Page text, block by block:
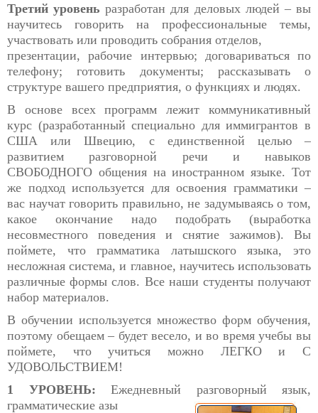
Третий уровень разработан для деловых людей – вы
научитесь говорить на профессиональные темы,
участвовать или проводить собрания отделов,
презентации, рабочие интервью; договариваться по
телефону; готовить документы; рассказывать о
структуре вашего предприятия, о функциях и людях.
В основе всех программ лежит коммуникативный
курс (разработанный специально для иммигрантов в
США или Швецию, с единственной целью –
развитием разговорной речи и навыков
СВОБОДНОГО общения на иностранном языке. Тот
же подход используется для освоения грамматики –
вас научат говорить правильно, не задумываясь о том,
какое окончание надо подобрать (выработка
несовместного поведения и снятие зажимов). Вы
поймете, что грамматика латышского языка, это
несложная система, и главное, научитесь использовать
различные формы слов. Все наши студенты получают
набор материалов.
В обучении используется множество форм обучения,
поэтому обещаем – будет весело, и во время учебы вы
поймете, что учиться можно ЛЕГКО и С
УДОВОЛЬСТВИЕМ!
1 УРОВЕНЬ: Ежедневный разговорный язык,
грамматические азы